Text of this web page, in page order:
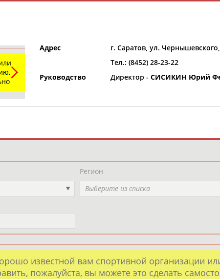
ТАБЛО
РЕСУРСНАЯ ПЛОЩАДКА
Регион
Выберите из списка
известной вам спортивной организации
пожалуйста, вы можете это сделать
Адрес
г. Саратов, ул.
Тел.: (8452) 28-23-22
Руководство
Директор - СИСИКИН Юрий